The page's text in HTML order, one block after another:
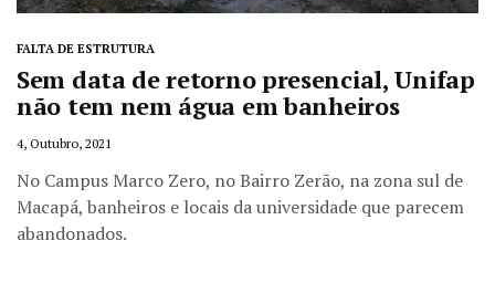
FALTA DE ESTRUTURA
Sem data de retorno presencial, Unifap
não tem nem água em banheiros
4, Outubro, 2021
No Campus Marco Zero, no Bairro Zerão, na zona sul de
Macapá, banheiros e locais da universidade que parecem
abandonados.